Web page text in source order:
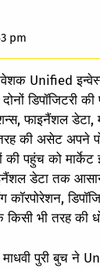
pm
Unified
डिपॉजिटरी
फाइनैंशल
की असेट अपने
पहुंच को मार्केट
डेटा तक
कॉरपोरेशन,
भी तरह की
पुरी बुच ने